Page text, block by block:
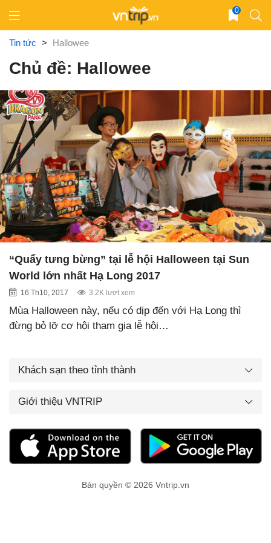
content
0
Tin tức > Hallowee
Chủ đề: Hallowee
“Quẩy tưng bừng” tại lễ hội Halloween tại Sun
World lớn nhất Hạ Long 2017
16 Th10, 2017 3.2K lượt xem
Mùa Halloween này, nếu có dịp đến với Hạ Long thì
đừng bỏ lỡ cơ hội tham gia lễ hội…
Khách sạn theo tỉnh thành
Giới thiệu VNTRIP
Bản quyền © 2026 Vntrip.vn